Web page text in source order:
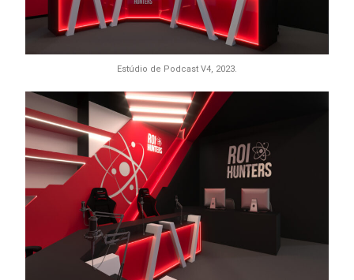
Estúdio de Podcast V4, 2023.